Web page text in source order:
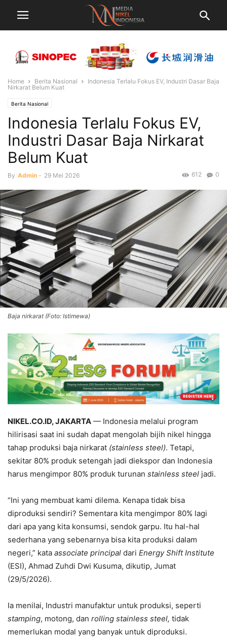
Home Berita Nasional
Indonesia Terlalu Fokus EV, Industri Dasar Baja
Nirkarat Belum Kuat
Berita Nasional
Indonesia Terlalu Fokus EV,
Industri Dasar Baja Nirkarat
Belum Kuat
By Admin - 29 Mei 2026 0
612
Baja nirkarat (Foto: Istimewa)
NIKEL.CO.ID, JAKARTA — Indonesia melalui program
hilirisasi saat ini sudah dapat mengolah bijih nikel hingga
tahap produksi baja nirkarat (stainless steel). Tetapi,
sekitar 80% produk setengah jadi diekspor dan Indonesia
harus mengimpor 80% produk turunan stainless steel jadi.
“Ini yang membuat kami dilema. Kenapa tidak bisa
diproduksi sendiri? Sementara kita mengimpor 80% lagi
dari apa yang kita konsumsi, sendok garpu. Itu hal-hal
sederhana yang sebenarnya bisa kita produksi dalam
negeri,” kata associate principal dari Energy Shift Institute
(ESI), Ahmad Zuhdi Dwi Kusuma, dikutip, Jumat
(29/5/2026).
Ia menilai, Industri manufaktur untuk produksi, seperti
stamping, motong, dan rolling stainless steel, tidak
memerlukan modal yang banyak untuk diproduksi.